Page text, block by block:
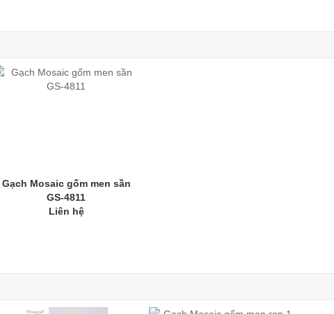
Gạch Mosaic gốm men sần
GS-4811
Liên hệ